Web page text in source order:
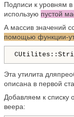
Подписи к уровням
использую пустой
А массив значений
помощью функции-
Эта утилита
описана в первой
Добавляем к списку
веера: